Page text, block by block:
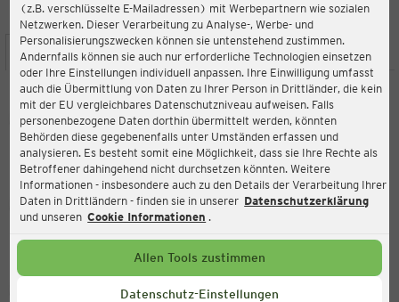
(z.B. verschlüsselte E-Mailadressen) mit Werbepartnern wie sozialen
Netzwerken. Dieser Verarbeitung zu Analyse-, Werbe- und
Personalisierungszwecken können sie untenstehend zustimmen.
Andernfalls können sie auch nur erforderliche Technologien einsetzen
oder Ihre Einstellungen individuell anpassen. Ihre Einwilligung umfasst
auch die Übermittlung von Daten zu Ihrer Person in Drittländer, die kein
mit der EU vergleichbares Datenschutzniveau aufweisen. Falls
personenbezogene Daten dorthin übermittelt werden, könnten
Behörden diese gegebenenfalls unter Umständen erfassen und
analysieren. Es besteht somit eine Möglichkeit, dass sie Ihre Rechte als
Betroffener dahingehend nicht durchsetzen könnten. Weitere
Informationen - insbesondere auch zu den Details der Verarbeitung Ihrer
Daten in Drittländern - finden sie in unserer Datenschutzerklärung
und unseren Cookie Informationen .
Allen Tools zustimmen
Datenschutz-Einstellungen
4,4
Bewertung:
STANDORT SERVICES SORTIMENT AKTIONEN
Ernsting's family
Lange Straße 14, 32105 Bad Salzuflen
Aktuell:
Geöffnet
Service Hotline